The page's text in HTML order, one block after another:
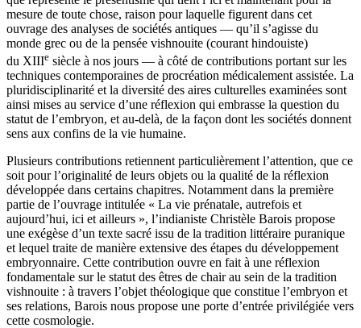
mesure de toute chose, raison pour laquelle figurent dans cet
ouvrage des analyses de sociétés antiques — qu’il s’agisse du
monde grec ou de la pensée vishnouite (courant hindouiste)
du XIIIe siècle à nos jours — à côté de contributions portant sur les
techniques contemporaines de procréation médicalement assistée. La
pluridisciplinarité et la diversité des aires culturelles examinées sont
ainsi mises au service d’une réflexion qui embrasse la question du
statut de l’embryon, et au-delà, de la façon dont les sociétés donnent
sens aux confins de la vie humaine.
Plusieurs contributions retiennent particulièrement l’attention, que ce
soit pour l’originalité de leurs objets ou la qualité de la réflexion
développée dans certains chapitres. Notamment dans la première
partie de l’ouvrage intitulée « La vie prénatale, autrefois et
aujourd’hui, ici et ailleurs », l’indianiste Christèle Barois propose
une exégèse d’un texte sacré issu de la tradition littéraire puranique
et lequel traite de manière extensive des étapes du développement
embryonnaire. Cette contribution ouvre en fait à une réflexion
fondamentale sur le statut des êtres de chair au sein de la tradition
vishnouite : à travers l’objet théologique que constitue l’embryon et
ses relations, Barois nous propose une porte d’entrée privilégiée vers
cette cosmologie.